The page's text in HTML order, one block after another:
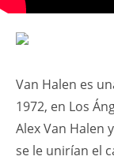
Van Halen es
1972, en Los
Alex Van Halen
se le unirían el